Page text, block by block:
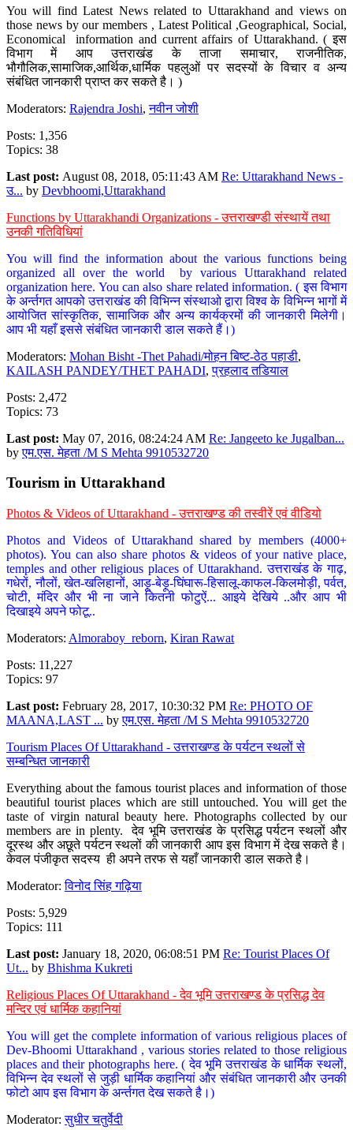
You will find Latest News related to Uttarakhand and views on
those news by our members , Latest Political ,Geographical, Social,
Economical information and current affairs of Uttarakhand. ( इस
विभाग में आप उत्तराखंड के ताजा समाचार, राजनीतिक,
भौगौलिक,सामाजिक,आर्थिक,धार्मिक पहलुओं पर सदस्यों के विचार व अन्य
संबंधित जानकारी प्राप्त कर सकते है। )
Moderators: Rajendra Joshi,नवीन जोशी
Posts: 1,356
Topics: 38
Last post: August 08, 2018, 05:11:43 AM Re: Uttarakhand News -
उ... by Devbhoomi,Uttarakhand
Functions by Uttarakhandi Organizations - उत्तराखण्डी संस्थायें तथा
उनकी गतिविधियां
You will find the information about the various functions being
organized all over the world by various Uttarakhand related
organization here. You can also share related information. ( इस विभाग
के अर्न्तगत आपको उत्तराखंड की विभिन्न संस्थाओ द्वारा विश्व के विभिन्न भागों में
आयोजित सांस्कृतिक, सामाजिक और अन्य कार्यक्रमों की जानकारी मिलेगी।
आप भी यहाँ इससे संबंधित जानकारी डाल सकते हैं।)
Moderators: Mohan Bisht -Thet Pahadi/मोहन बिष्ट-ठेठ पहाडी,
KAILASH PANDEY/THET PAHADI,प्रहलाद तडियाल
Posts: 2,472
Topics: 73
Last post: May 07, 2016, 08:24:24 AM Re: Jangeeto ke Jugalban...
byएम.एस. मेहता /M S Mehta 9910532720
Tourism in Uttarakhand
Photos & Videos of Uttarakhand - उत्तराखण्ड की तस्वीरें एवं वीडियो
Photos and Videos of Uttarakhand shared by members (4000+
photos). You can also share photos & videos of your native place,
temples and other religious places of Uttarakhand. उत्तराखंड के गाढ़,
गधेरों, नौलों, खेत-खलिहानों, आड़ू-बेड़ू-घिंघारू-हिसालू-काफल-किलमोड़ी, पर्वत,
चोटी, मंदिर और भी ना जाने कितनी फोटुऐं... आइये देखिये ..और आप भी
दिखाइये अपने फोटू..
Moderators: Almoraboy_reborn, Kiran Rawat
Posts: 11,227
Topics: 97
Last post: February 28, 2017, 10:30:32 PM Re: PHOTO OF
MAANA,LAST ... byएम.एस. मेहता /M S Mehta 9910532720
Tourism Places Of Uttarakhand - उत्तराखण्ड के पर्यटन स्थलों से
सम्बन्धित जानकारी
Everything about the famous tourist places and information of those
beautiful tourist places which are still untouched. You will get the
taste of virgin natural beauty here. Photographs collected by our
members are in plenty. देव भूमि उत्तराखंड के प्रसिद्ध पर्यटन स्थलों और
दूरस्थ और अछूते पर्यटन स्थलों की जानकारी आप इस विभाग में देख सकते है।
केवल पंजीकृत सदस्य ही अपने तरफ से यहाँ जानकारी डाल सकते है।
Moderator:विनोद सिंह गढ़िया
Posts: 5,929
Topics: 111
Last post: January 18, 2020, 06:08:51 PM Re: Tourist Places Of
Ut... by Bhishma Kukreti
Religious Places Of Uttarakhand - देव भूमि उत्तराखण्ड के प्रसिद्ध देव
मन्दिर एवं धार्मिक कहानियां
You will get the complete information of various religious places of
Dev-Bhoomi Uttarakhand , various stories related to those religious
places and their photographs here. ( देव भूमि उत्तराखंड के धार्मिक स्थलों,
विभिन्न देव स्थलों से जुड़ी धार्मिक कहानियां और संबंधित जानकारी और उनकी
फोटो आप इस विभाग के अर्न्तगत देख सकते है।)
Moderator:सुधीर चतुर्वेदी